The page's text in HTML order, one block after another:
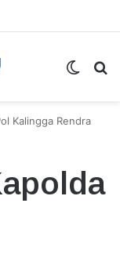
Kalingga Rendra